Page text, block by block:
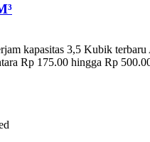
kapasitas 3,5 Kubik
Rp 175.00 hingga Rp